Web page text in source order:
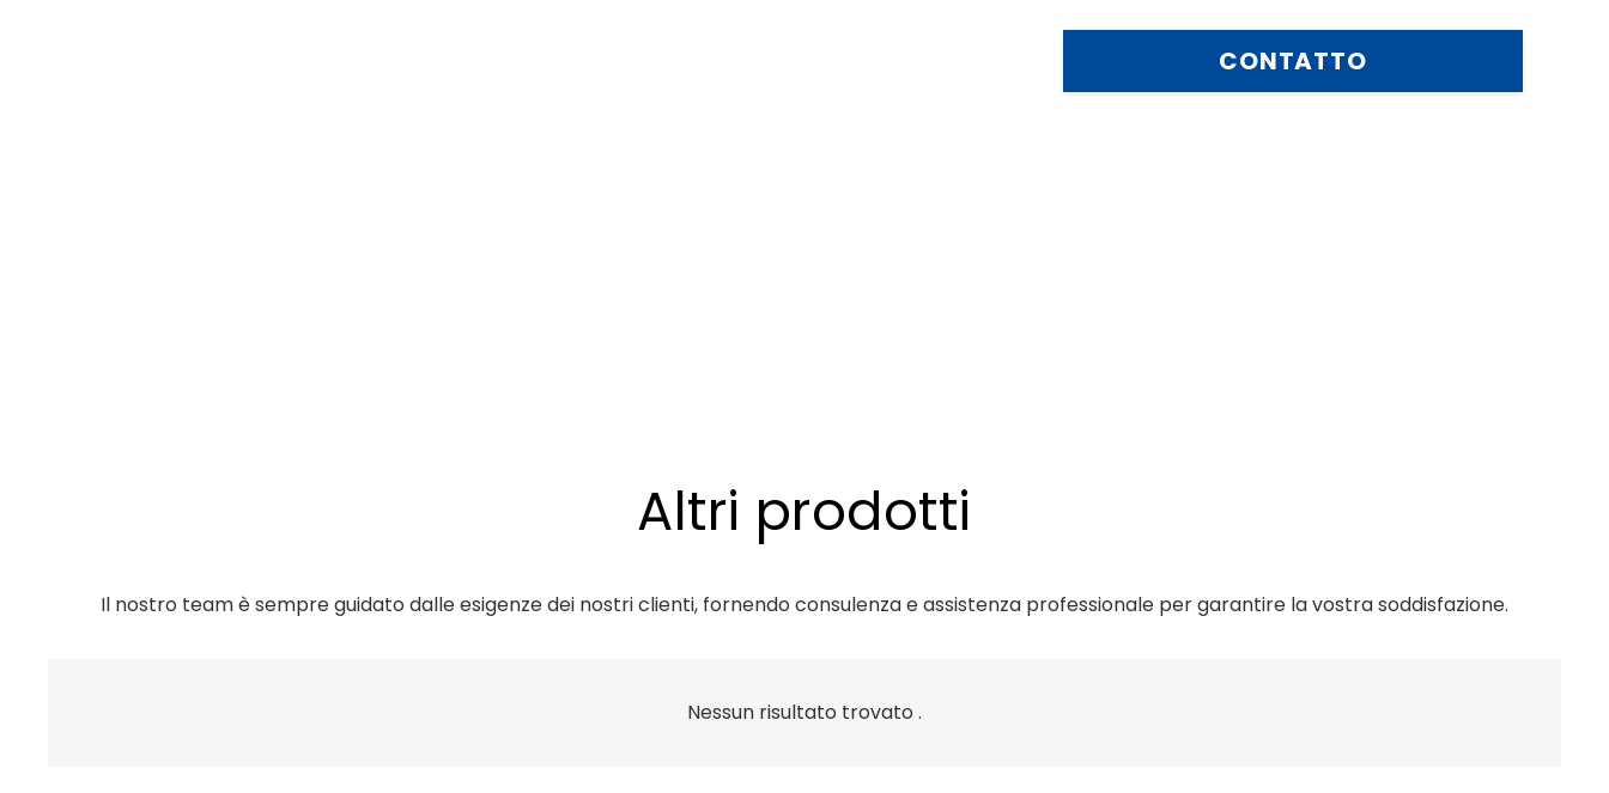
CONTATTO
Altri prodotti
Il nostro team è sempre guidato dalle esigenze dei nostri clienti, fornendo consulenza e assistenza professionale per garantire la vostra soddisfazione.
Nessun risultato trovato .